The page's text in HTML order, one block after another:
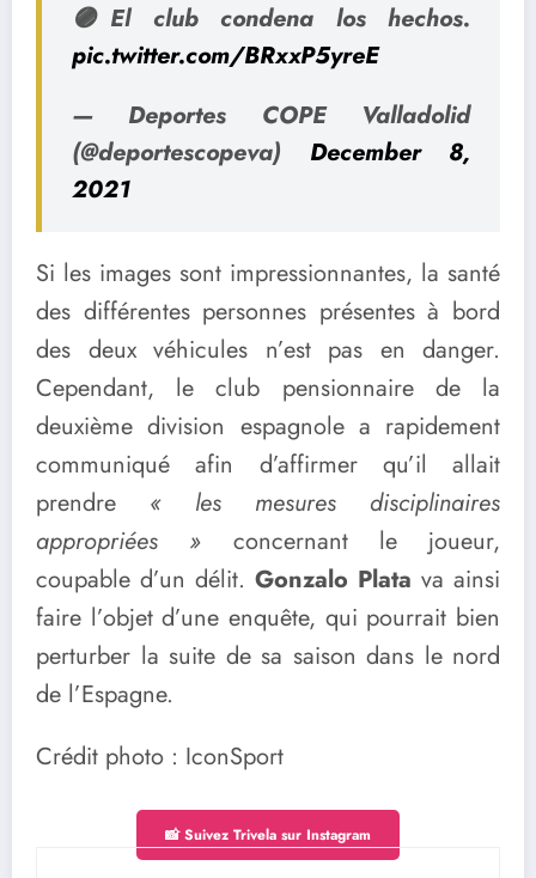
🟣El club condena los hechos.
pic.twitter.com/BRxxP5yreE
— Deportes COPE Valladolid
(@deportescopeva) December 8,
2021
Si les images sont impressionnantes, la santé
des différentes personnes présentes à bord
des deux véhicules n’est pas en danger.
Cependant, le club pensionnaire de la
deuxième division espagnole a rapidement
communiqué afin d’affirmer qu’il allait
prendre « les mesures disciplinaires
appropriées » concernant le joueur,
coupable d’un délit. Gonzalo Plata va ainsi
faire l’objet d’une enquête, qui pourrait bien
perturber la suite de sa saison dans le nord
de l’Espagne.
Crédit photo : IconSport
📸 Suivez Trivela sur Instagram